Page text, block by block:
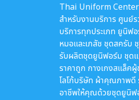
Thai Uniform
สำหรับงานบริการ ศูนย์
บริการทุกประเภท ยูนิฟ
หมอและเภสัช ชุดสครับ
รับผลิตชุดยูนิฟอร์ม ชุดแ
ราคาถูก กางเกงสแล็ค
โลโก้บริษัท ผ้าคุณภาพดี
อาชีพให้คุณด้วยชุดยูนิฟ